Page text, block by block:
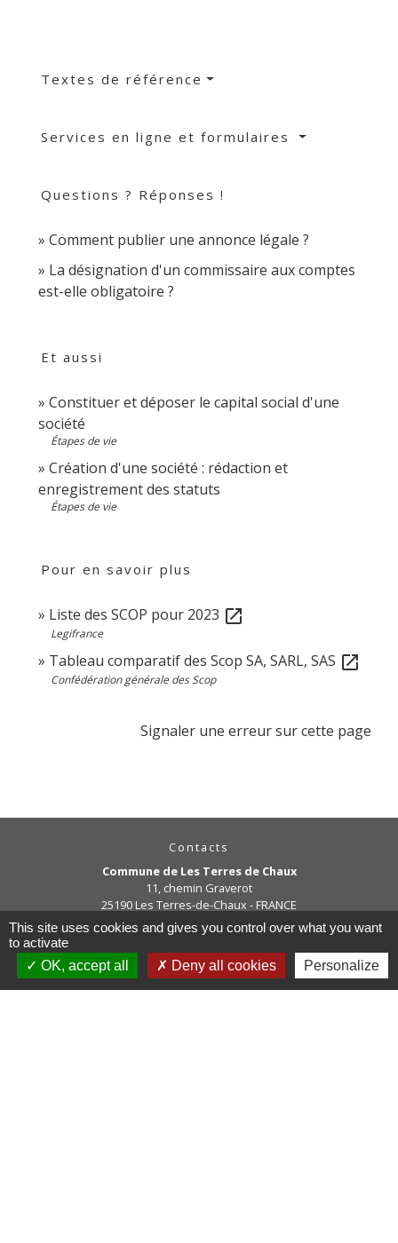
Textes de référence
Services en ligne et formulaires
Questions ? Réponses !
Comment publier une annonce légale ?
La désignation d'un commissaire aux comptes
est-elle obligatoire ?
Et aussi
Constituer et déposer le capital social d'une
société
Étapes de vie
Création d'une société : rédaction et
enregistrement des statuts
Étapes de vie
Pour en savoir plus
Liste des SCOP pour 2023 open_in_new
Legifrance
Tableau comparatif des Scop SA, SARL, SAS open_in_new
Confédération générale des Scop
Signaler une erreur sur cette page
Contacts
Commune de Les Terres de Chaux
11, chemin Graverot
25190 Les Terres-de-Chaux - FRANCE
+33 3 81 94 14 85
Contact par formulaire
This site uses cookies and gives you control over what you want
to activate
OK, accept all
Deny all cookies Personalize